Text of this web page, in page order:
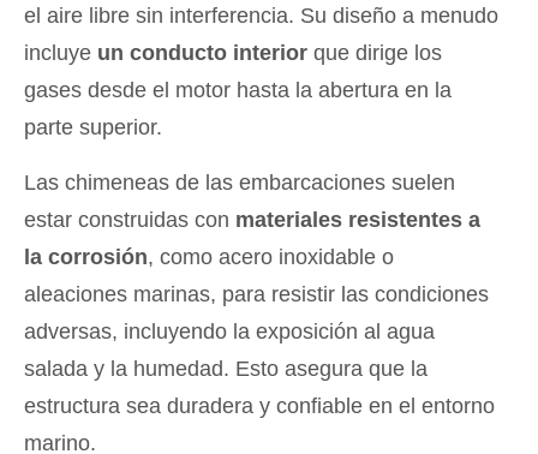
el aire libre sin interferencia. Su diseño a menudo
incluye un conducto interior que dirige los
gases desde el motor hasta la abertura en la
parte superior.
Las chimeneas de las embarcaciones suelen
estar construidas con materiales resistentes a
la corrosión, como acero inoxidable o
aleaciones marinas, para resistir las condiciones
adversas, incluyendo la exposición al agua
salada y la humedad. Esto asegura que la
estructura sea duradera y confiable en el entorno
marino.